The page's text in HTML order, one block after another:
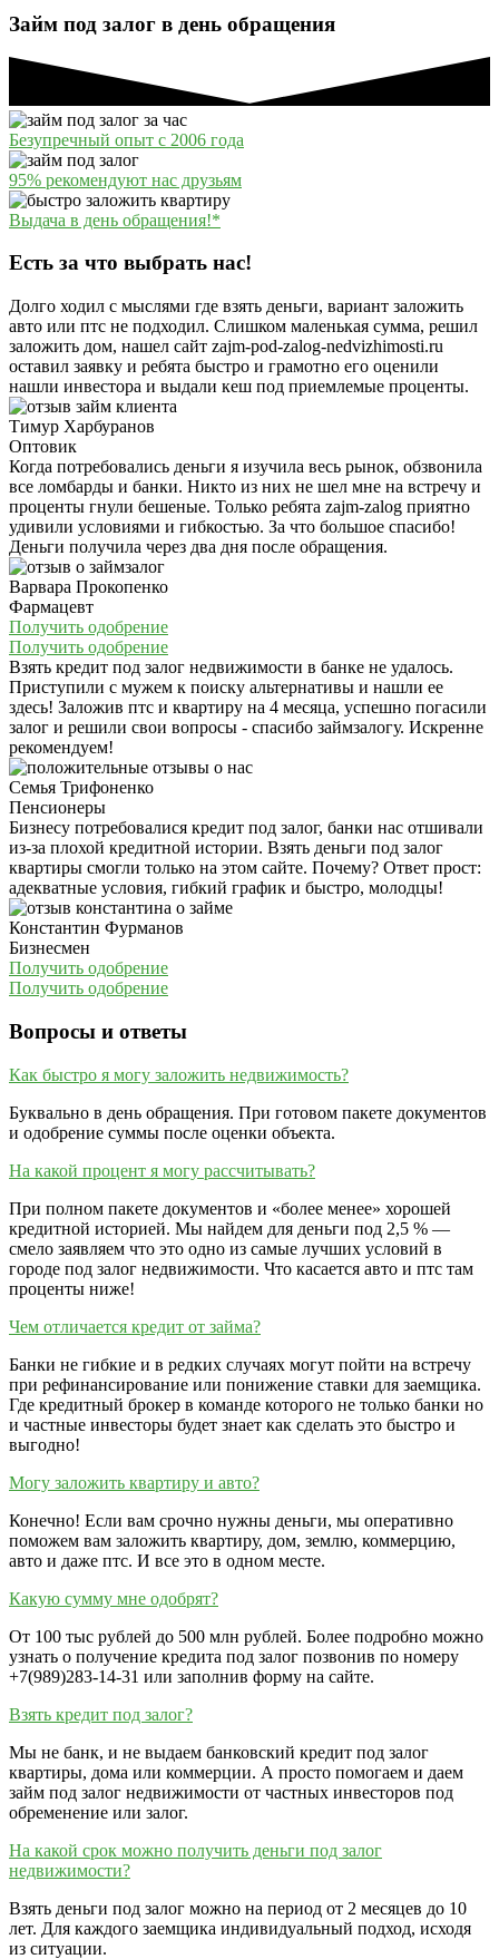
Займ под залог в день обращения
Безупречный опыт с 2006 года
95% рекомендуют нас друзьям
Выдача в день обращения!*
Есть за что выбрать нас!
Долго ходил с мыслями где взять деньги, вариант заложить
авто или птс не подходил. Слишком маленькая сумма, решил
заложить дом, нашел сайт zajm-pod-zalog-nedvizhimosti.ru
оставил заявку и ребята быстро и грамотно его оценили
нашли инвестора и выдали кеш под приемлемые проценты.
Тимур Харбуранов
Оптовик
Когда потребовались деньги я изучила весь рынок, обзвонила
все ломбарды и банки. Никто из них не шел мне на встречу и
проценты гнули бешеные. Только ребята zajm-zalog приятно
удивили условиями и гибкостью. За что большое спасибо!
Деньги получила через два дня после обращения.
Варвара Прокопенко
Фармацевт
Получить одобрение
Получить одобрение
Взять кредит под залог недвижимости в банке не удалось.
Приступили с мужем к поиску альтернативы и нашли ее
здесь! Заложив птс и квартиру на 4 месяца, успешно погасили
залог и решили свои вопросы - спасибо займзалогу. Искренне
рекомендуем!
Семья Трифоненко
Пенсионеры
Бизнесу потребовалися кредит под залог, банки нас отшивали
из-за плохой кредитной истории. Взять деньги под залог
квартиры смогли только на этом сайте. Почему? Ответ прост:
адекватные условия, гибкий график и быстро, молодцы!
Константин Фурманов
Бизнесмен
Получить одобрение
Получить одобрение
Вопросы и ответы
Как быстро я могу заложить недвижимость?
Буквально в день обращения. При готовом пакете документов
и одобрение суммы после оценки объекта.
На какой процент я могу рассчитывать?
При полном пакете документов и «более менее» хорошей
кредитной историей. Мы найдем для деньги под 2,5 % —
смело заявляем что это одно из самые лучших условий в
городе под залог недвижимости. Что касается авто и птс там
проценты ниже!
Чем отличается кредит от займа?
Банки не гибкие и в редких случаях могут пойти на встречу
при рефинансирование или понижение ставки для заемщика.
Где кредитный брокер в команде которого не только банки но
и частные инвесторы будет знает как сделать это быстро и
выгодно!
Могу заложить квартиру и авто?
Конечно! Если вам срочно нужны деньги, мы оперативно
поможем вам заложить квартиру, дом, землю, коммерцию,
авто и даже птс. И все это в одном месте.
Какую сумму мне одобрят?
От 100 тыс рублей до 500 млн рублей. Более подробно можно
узнать о получение кредита под залог позвонив по номеру
+7(989)283-14-31​ или заполнив форму на сайте.
Взять кредит под залог?
Мы не банк, и не выдаем банковский кредит под залог
квартиры, дома или коммерции. А просто помогаем и даем
займ под залог недвижимости от частных инвесторов под
обременение или залог.
На какой срок можно получить деньги под залог
недвижимости?
Взять деньги под залог можно на период от 2 месяцев до 10
лет. Для каждого заемщика индивидуальный подход, исходя
из ситуации.